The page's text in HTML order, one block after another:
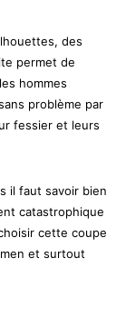
des
permet de
hommes
problème par
fessier et leurs
il faut savoir bien
catastrophique
cette coupe
et surtout